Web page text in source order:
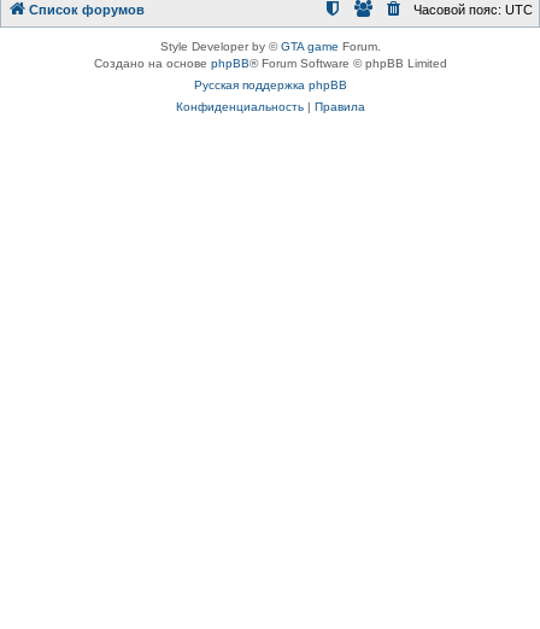
Список форумов Часовой пояс: UTC
Style Developer by ©GTA game Forum.
Создано на основе phpBB® Forum Software © phpBB Limited
Русская поддержка phpBB
Конфиденциальность| Правила